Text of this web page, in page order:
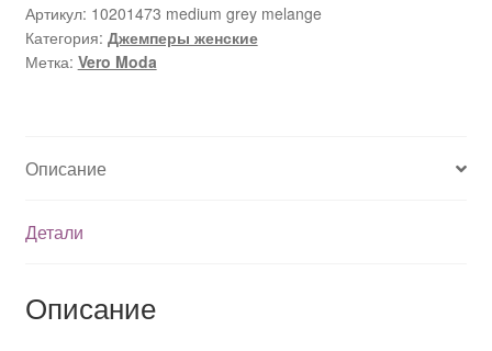
Артикул: 10201473 medium grey melange
Категория: Джемперы женские
Метка: Vero Moda
Описание
Детали
Описание